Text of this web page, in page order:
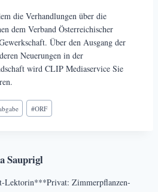
die Verhandlungen über die
dem Verband Österreichischer
Über den Ausgang der
Neuerungen in der
wird CLIP Mediaservice Sie
#ORF
Sauprigl
Lektorin***Privat: Zimmerpflanzen-